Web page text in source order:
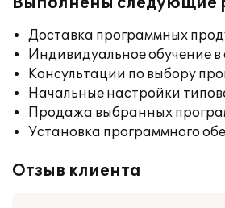
Доставка программных
Индивидуальное обучение в
Консультации по выбору
Начальные настройки
Продажа выбранных
Установка программного
Отзыв клиента